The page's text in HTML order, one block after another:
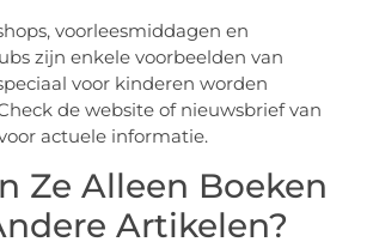
voorleesmiddagen en
zijn enkele voorbeelden van
voor kinderen worden
de website of nieuwsbrief van
actuele informatie.
Ze Alleen Boeken
Artikelen?